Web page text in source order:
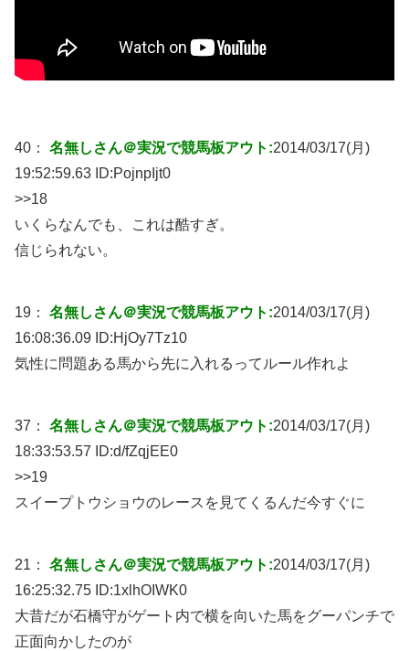
40： 名無しさん＠実況で競馬板アウト:2014/03/17(月)
19:52:59.63 ID:PojnpIjt0
>>18
いくらなんでも、これは酷すぎ。
信じられない。
19： 名無しさん＠実況で競馬板アウト:2014/03/17(月)
16:08:36.09 ID:HjOy7Tz10
気性に問題ある馬から先に入れるってルール作れよ
37： 名無しさん＠実況で競馬板アウト:2014/03/17(月)
18:33:53.57 ID:d/fZqjEE0
>>19
スイープトウショウのレースを見てくるんだ今すぐに
21： 名無しさん＠実況で競馬板アウト:2014/03/17(月)
16:25:32.75 ID:1xlhOIWK0
大昔だが石橋守がゲート内で横を向いた馬をグーパンチで
正面向かしたのが